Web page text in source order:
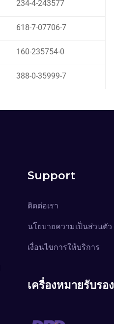
234-4-243577
618-7-07706-7
160-235754-0
388-0-35999-7
Support
ติดต่อเรา
นโยบายความเป็นส่วนตัว
เงื่อนไขการให้บริการ
เครื่องหมายรับรอง